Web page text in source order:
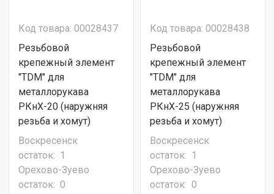
Код товара: 00028437
Резьбовой
крепежный элемент
"TDM" для
металлорукава
РКнХ-20 (наружняя
резьба и хомут)
Воскресенск
остаток: 1
Орехово-Зуево
остаток: 0
Код товара: 00028438
Резьбовой
крепежный элемент
"TDM" для
металлорукава
РКнХ-25 (наружняя
резьба и хомут)
Воскресенск
остаток: 1
Орехово-Зуево
остаток: 0